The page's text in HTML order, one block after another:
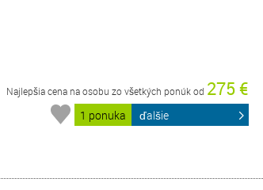
Najlepšia cena na osobu zo všetkých ponúk od 275 €
1 ponuka ďalšie